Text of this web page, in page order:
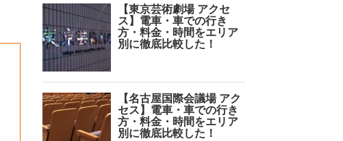
【東京芸術劇場 アクセ
ス】電車・車での行き
方・料金・時間をエリア
別に徹底比較した！
【名古屋国際会議場 アク
セス】電車・車での行き
方・料金・時間をエリア
別に徹底比較した！